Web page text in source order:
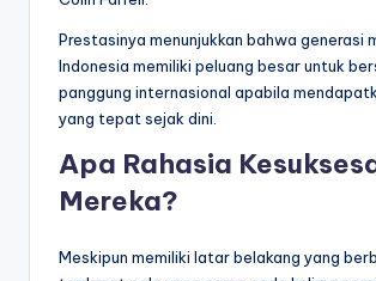
Prestasinya menunjukkan bahwa generasi
Indonesia memiliki peluang besar untuk
panggung internasional apabila
yang tepat sejak dini.
Apa Rahasia
Mereka?
Meskipun memiliki latar belakang yang